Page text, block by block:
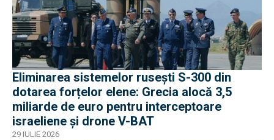
Eliminarea sistemelor rusești S-300 din
dotarea forțelor elene: Grecia alocă 3,5
miliarde de euro pentru interceptoare
israeliene și drone V-BAT
29 IULIE 2026